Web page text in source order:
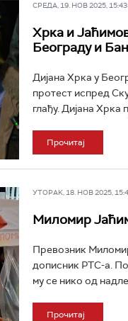
СРЕДА, 19. НОВ 2025, 15:43
Хрка и
Београду и
Дијана Хрка у
протест испред
глађу. Дијана Хрка
Прочитај
УТОРАК, 18. НОВ 2025,
Миломир
Превозник
дописник РТС-а.
му се нико од
Прочитај